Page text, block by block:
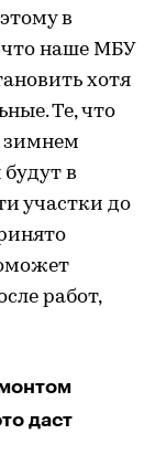
в
что наше МБУ
хотя
Те, что
зимнем
в
участки до
работ,
даст